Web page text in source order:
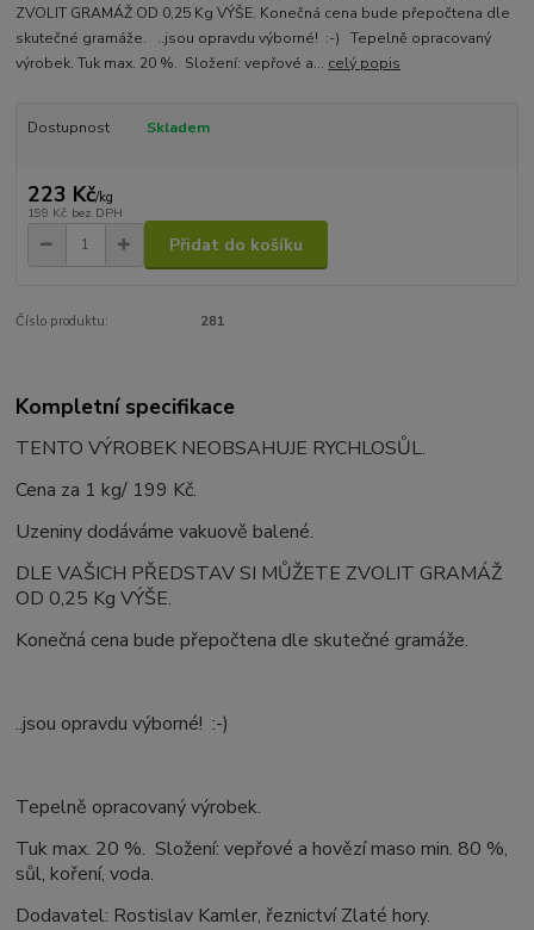
ZVOLIT GRAMÁŽ OD 0,25 Kg VÝŠE. Konečná cena bude přepočtena dle
skutečné gramáže. ..jsou opravdu výborné! :-) Tepelně opracovaný
výrobek. Tuk max. 20 %. Složení: vepřové a... celý popis
Dostupnost Skladem
223 Kč/kg
199 Kč bez DPH
Přidat do košíku
Číslo produktu: 281
Kompletní specifikace
TENTO VÝROBEK NEOBSAHUJE RYCHLOSŮL.
Cena za 1 kg/ 199 Kč.
Uzeniny dodáváme vakuově balené.
DLE VAŠICH PŘEDSTAV SI MŮŽETE ZVOLIT GRAMÁŽ
OD 0,25 Kg VÝŠE.
Konečná cena bude přepočtena dle skutečné gramáže.
..jsou opravdu výborné! :-)
Tepelně opracovaný výrobek.
Tuk max. 20 %. Složení: vepřové a hovězí maso min. 80 %,
sůl, koření, voda.
Dodavatel: Rostislav Kamler, řeznictví Zlaté hory.